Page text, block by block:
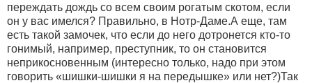
переждать дождь со всем своим рогатым скотом, если
он у вас имелся? Правильно, в Нотр-Даме.А еще, там
есть такой замочек, что если до него дотронется кто-то
гонимый, например, преступник, то он становится
неприкосновенным (интересно только, надо при этом
говорить «шишки-шишки я на передышке» или нет?)Так